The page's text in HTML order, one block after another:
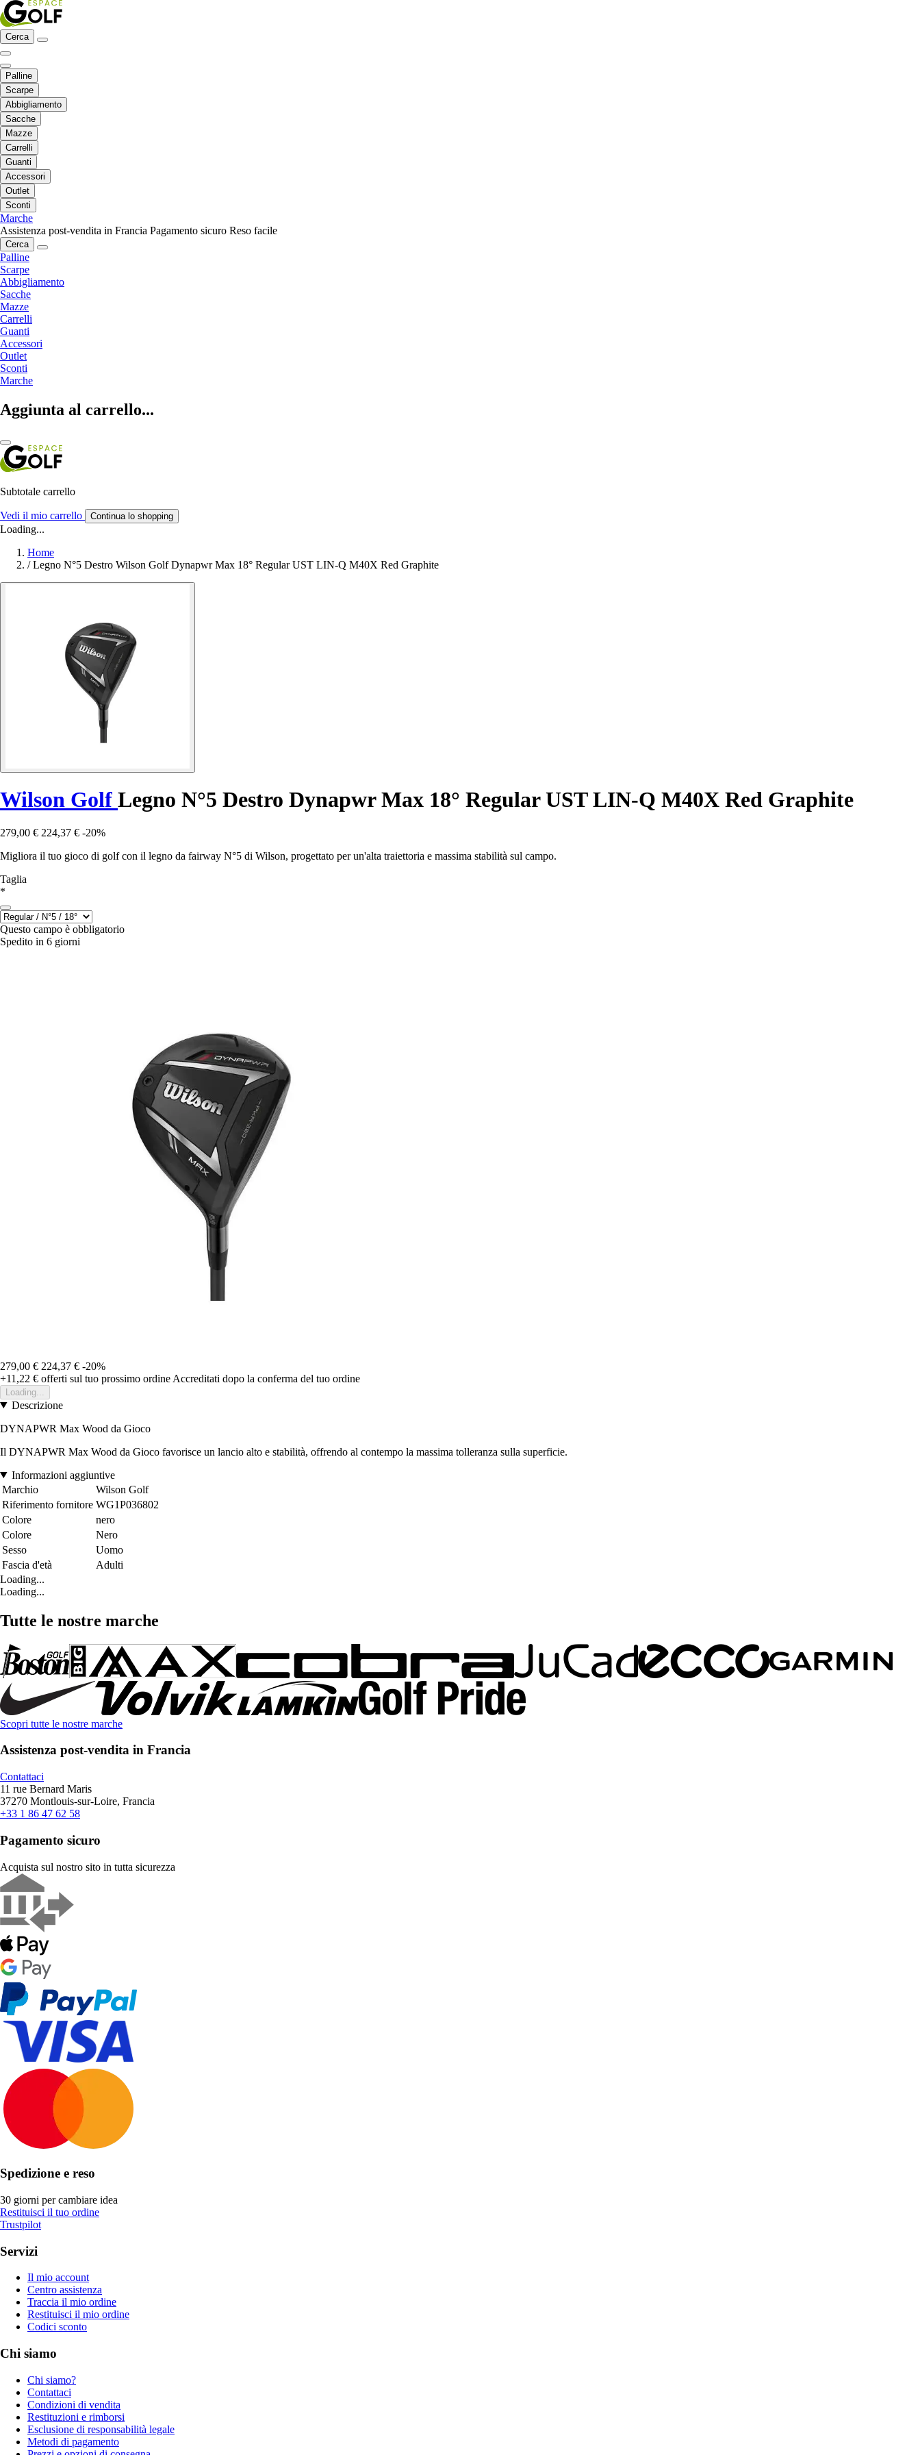
Cerca
Palline
Scarpe
Abbigliamento
Sacche
Mazze
Carrelli
Guanti
Accessori
Outlet
Sconti
Marche
Assistenza post-vendita in Francia Pagamento sicuro Reso facile
Cerca
Palline
Scarpe
Abbigliamento
Sacche
Mazze
Carrelli
Guanti
Accessori
Outlet
Sconti
Marche
Aggiunta al carrello...
Subtotale carrello
Vedi il mio carrello Continua lo shopping
Loading...
Home
/ Legno N°5 Destro Wilson Golf Dynapwr Max 18° Regular UST LIN-Q M40X Red Graphite
Wilson Golf Legno N°5 Destro Dynapwr Max 18° Regular UST LIN-Q M40X Red Graphite
279,00 € 224,37 € -20%
Migliora il tuo gioco di golf con il legno da fairway N°5 di Wilson, progettato per un'alta traiettoria e massima stabilità sul campo.
Taglia
*
Questo campo è obbligatorio
Spedito in 6 giorni
279,00 € 224,37 € -20%
+11,22 € offerti sul tuo prossimo ordine Accreditati dopo la conferma del tuo ordine
Loading...
Descrizione
DYNAPWR Max Wood da Gioco
Il DYNAPWR Max Wood da Gioco favorisce un lancio alto e stabilità, offrendo al contempo la massima tolleranza sulla superficie.
Informazioni aggiuntive
Marchio
Wilson Golf
Riferimento fornitore WG1P036802
Colore
nero
Colore
Nero
Sesso
Uomo
Fascia d'età
Adulti
Loading...
Loading...
Tutte le nostre marche
Scopri tutte le nostre marche
Assistenza post-vendita in Francia
Contattaci
11 rue Bernard Maris
37270 Montlouis-sur-Loire, Francia
+33 1 86 47 62 58
Pagamento sicuro
Acquista sul nostro sito in tutta sicurezza
Spedizione e reso
30 giorni per cambiare idea
Restituisci il tuo ordine
Trustpilot
Servizi
Il mio account
Centro assistenza
Traccia il mio ordine
Restituisci il mio ordine
Codici sconto
Chi siamo
Chi siamo?
Contattaci
Condizioni di vendita
Restituzioni e rimborsi
Esclusione di responsabilità legale
Metodi di pagamento